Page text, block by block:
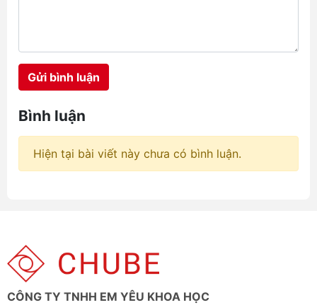
01 NK01, JisuLife Life5 và
công trình ngoài trời đầy nắng
gió.
Gửi bình luận
Bình luận
Hiện tại bài viết này chưa có bình luận.
CÔNG TY TNHH EM YÊU KHOA HỌC